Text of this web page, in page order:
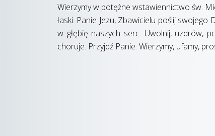
Wierzymy w potężne wstawiennictwo św.
łaski. Panie Jezu, Zbawicielu poślij
w głębię naszych serc. Uwolnij, uzdrów,
choruje. Przyjdź Panie. Wierzymy, ufamy,